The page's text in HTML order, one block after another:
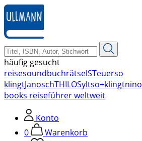
zum
Hauptinhalt
springen
häufig gesucht
reisesoundbuchrätselSTeuerso
klingtJanoschTHILOSyltso+klingtnino
books reiseführer weltweit
Konto
0
Warenkorb